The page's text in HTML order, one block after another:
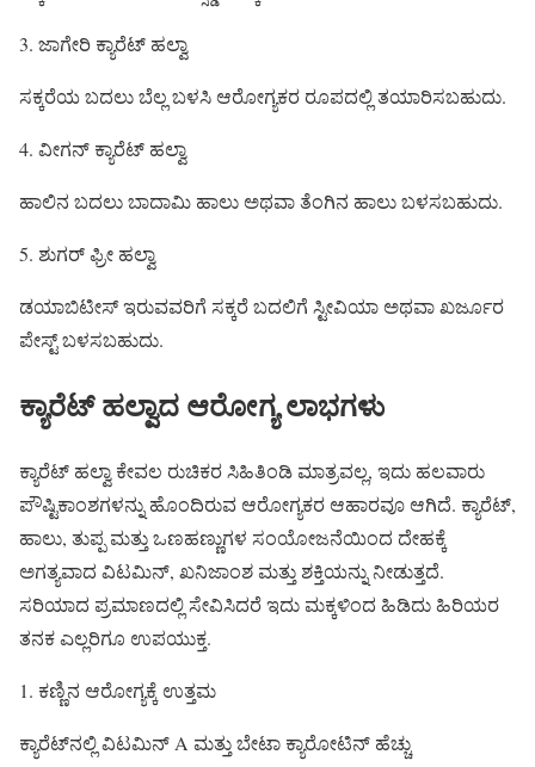
3. ಜಾಗೇರಿ ಕ್ಯಾರೆಟ್ ಹಲ್ವಾ
ಸಕ್ಕರೆಯ ಬದಲು ಬೆಲ್ಲ ಬಳಸಿ ಆರೋಗ್ಯಕರ ರೂಪದಲ್ಲಿ ತಯಾರಿಸಬಹುದು.
4. ವೀಗನ್ ಕ್ಯಾರೆಟ್ ಹಲ್ವಾ
ಹಾಲಿನ ಬದಲು ಬಾದಾಮಿ ಹಾಲು ಅಥವಾ ತೆಂಗಿನ ಹಾಲು ಬಳಸಬಹುದು.
5. ಶುಗರ್ ಫ್ರೀ ಹಲ್ವಾ
ಡಯಾಬಿಟೀಸ್ ಇರುವವರಿಗೆ ಸಕ್ಕರೆ ಬದಲಿಗೆ ಸ್ಟೀವಿಯಾ ಅಥವಾ ಖರ್ಜೂರ
ಪೇಸ್ಟ್ ಬಳಸಬಹುದು.
ಕ್ಯಾರೆಟ್ ಹಲ್ವಾದ ಆರೋಗ್ಯ ಲಾಭಗಳು
ಕ್ಯಾರೆಟ್ ಹಲ್ವಾ ಕೇವಲ ರುಚಿಕರ ಸಿಹಿತಿಂಡಿ ಮಾತ್ರವಲ್ಲ, ಇದು ಹಲವಾರು
ಪೌಷ್ಟಿಕಾಂಶಗಳನ್ನು ಹೊಂದಿರುವ ಆರೋಗ್ಯಕರ ಆಹಾರವೂ ಆಗಿದೆ. ಕ್ಯಾರೆಟ್,
ಹಾಲು, ತುಪ್ಪ ಮತ್ತು ಒಣಹಣ್ಣುಗಳ ಸಂಯೋಜನೆಯಿಂದ ದೇಹಕ್ಕೆ
ಅಗತ್ಯವಾದ ವಿಟಮಿನ್‌, ಖನಿಜಾಂಶ ಮತ್ತು ಶಕ್ತಿಯನ್ನು ನೀಡುತ್ತದೆ.
ಸರಿಯಾದ ಪ್ರಮಾಣದಲ್ಲಿ ಸೇವಿಸಿದರೆ ಇದು ಮಕ್ಕಳಿಂದ ಹಿಡಿದು ಹಿರಿಯರ
ತನಕ ಎಲ್ಲರಿಗೂ ಉಪಯುಕ್ತ.
1. ಕಣ್ಣಿನ ಆರೋಗ್ಯಕ್ಕೆ ಉತ್ತಮ
ಕ್ಯಾರೆಟ್‌ನಲ್ಲಿ ವಿಟಮಿನ್ A ಮತ್ತು ಬೇಟಾ ಕ್ಯಾರೋಟಿನ್ ಹೆಚ್ಚು